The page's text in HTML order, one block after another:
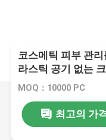
코스메틱 피부 관
라스틱 공기 없는
MOQ：10000 PC
최고의 가